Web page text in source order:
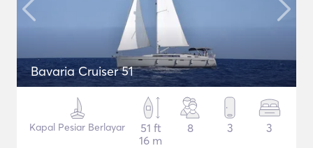
Bavaria Cruiser 51
Kapal Pesiar Berlayar
51 ft
16 m
8 3 3